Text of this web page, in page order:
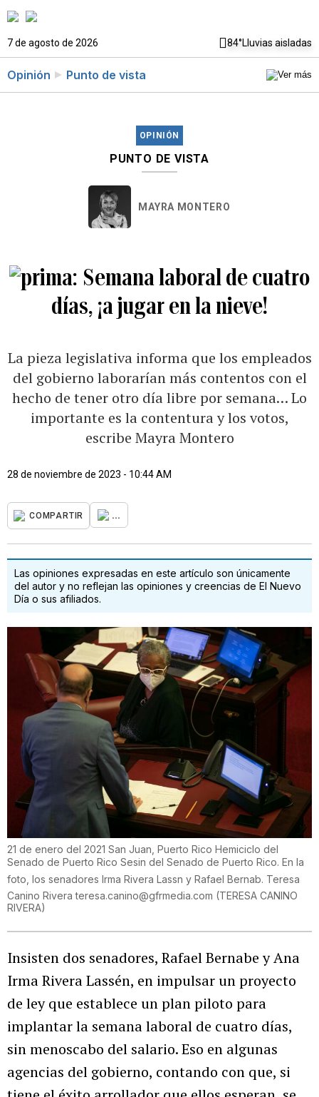
7 de agosto de 2026 84°Lluvias aisladas
Opinión Punto de vista
OPINIÓN
PUNTO DE VISTA
MAYRA MONTERO
Semana laboral de cuatro
días, ¡a jugar en la nieve!
La pieza legislativa informa que los empleados
del gobierno laborarían más contentos con el
hecho de tener otro día libre por semana… Lo
importante es la contentura y los votos,
escribe Mayra Montero
28 de noviembre de 2023 - 10:44 AM
COMPARTIR ...
Las opiniones expresadas en este artículo son únicamente
del autor y no reflejan las opiniones y creencias de El Nuevo
Día o sus afiliados.
21 de enero del 2021 San Juan, Puerto Rico Hemiciclo del
Senado de Puerto Rico Sesin del Senado de Puerto Rico. En la
foto, los senadores Irma Rivera Lassn y Rafael Bernab. Teresa
Canino Rivera teresa.canino@gfrmedia.com (TERESA CANINO
RIVERA)
Insisten dos senadores, Rafael Bernabe y Ana
Irma Rivera Lassén, en impulsar un proyecto
de ley que establece un plan piloto para
implantar la semana laboral de cuatro días,
sin menoscabo del salario. Eso en algunas
agencias del gobierno, contando con que, si